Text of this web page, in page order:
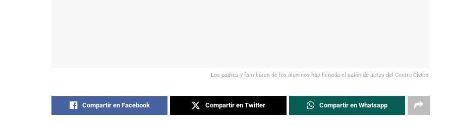
Los padres y familiares de los alumnos han llenado el salón de actos del Centro Cívico.
Compartir en Facebook Compartir en Twitter Compartir en Whatsapp